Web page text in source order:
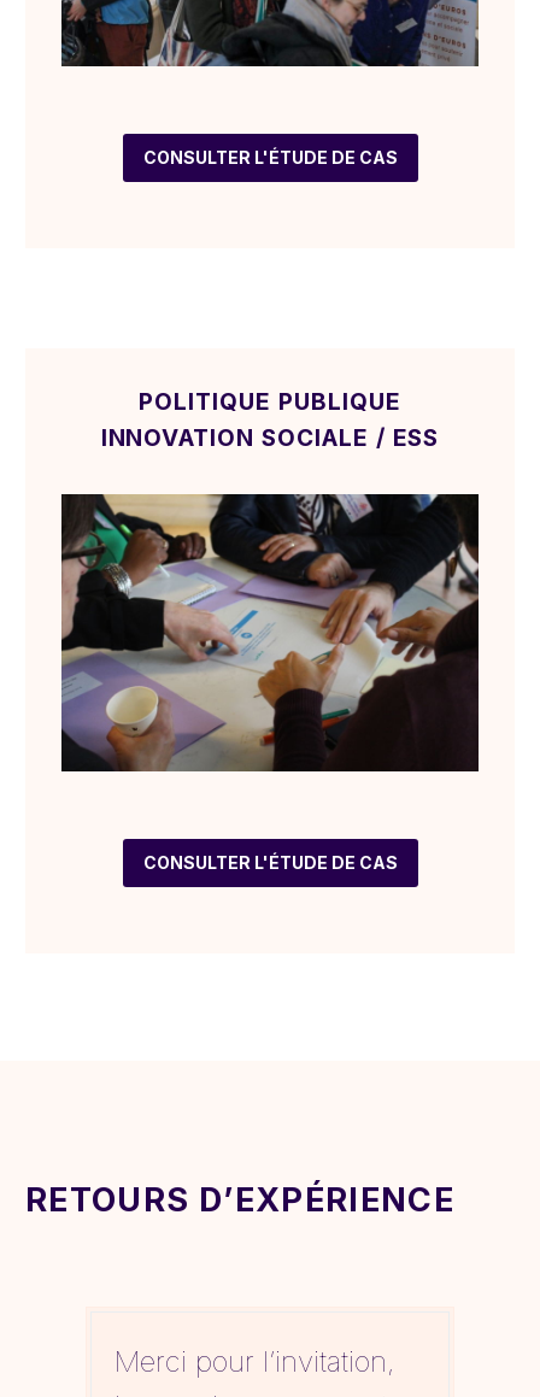
CONSULTER L'ÉTUDE DE CAS
POLITIQUE PUBLIQUE
INNOVATION SOCIALE / ESS
CONSULTER L'ÉTUDE DE CAS
RETOURS D’EXPÉRIENCE
Merci pour l’invitation,